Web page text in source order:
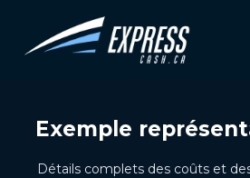
Exemple
Détails complets des coûts et